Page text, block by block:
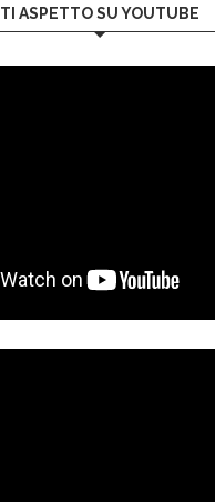
TI ASPETTO SU YOUTUBE